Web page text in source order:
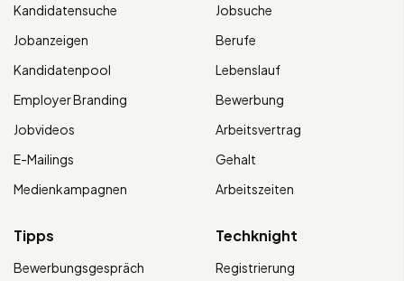
Kandidatensuche
Jobanzeigen
Kandidatenpool
Employer Branding
Jobvideos
E-Mailings
Medienkampagnen
Jobsuche
Berufe
Lebenslauf
Bewerbung
Arbeitsvertrag
Gehalt
Arbeitszeiten
Tipps
Bewerbungsgespräch
Techknight
Registrierung